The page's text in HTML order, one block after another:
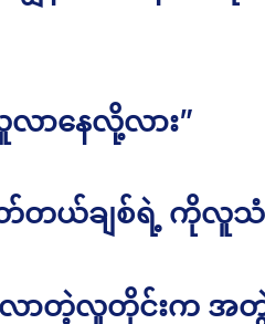
ာနေလို့လား”
တယ်ချစ်ရဲ့ ကိုလူသံက
ာတဲ့လူတိုင်းက အ